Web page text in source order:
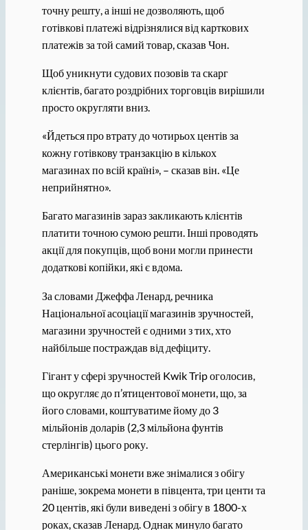
точну решту, а інші не дозволяють, щоб
готівкові платежі відрізнялися від карткових
платежів за той самий товар, сказав Чон.
Щоб уникнути судових позовів та скарг
клієнтів, багато роздрібних торговців вирішили
просто округляти вниз.
«Йдеться про втрату до чотирьох центів за
кожну готівкову транзакцію в кількох
магазинах по всій країні», – сказав він. «Це
неприйнятно».
Багато магазинів зараз закликають клієнтів
платити точною сумою решти. Інші проводять
акції для покупців, щоб вони могли принести
додаткові копійки, які є вдома.
За словами Джеффа Ленард, речника
Національної асоціації магазинів зручностей,
магазини зручностей є одними з тих, хто
найбільше постраждав від дефіциту.
Гігант у сфері зручностей Kwik Trip оголосив,
що округляє до п’ятицентової монети, що, за
його словами, коштуватиме йому до 3
мільйонів доларів (2,3 мільйона фунтів
стерлінгів) цього року.
Американські монети вже знімалися з обігу
раніше, зокрема монети в півцента, три центи та
20 центів, які були виведені з обігу в 1800-х
роках, сказав Ленард. Однак минуло багато